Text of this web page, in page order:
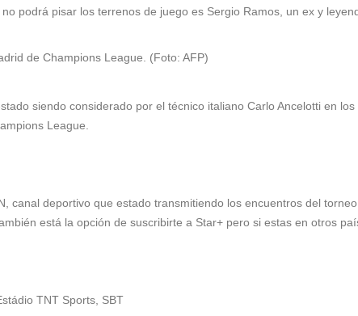
podrá pisar los terrenos de juego es Sergio Ramos, un ex y
siendo considerado por el técnico italiano Carlo Ancelotti en los
League.
, canal deportivo que estado transmitiendo los encuentros del
está la opción de suscribirte a Star+ pero si estas en otros
TNT Sports, SBT